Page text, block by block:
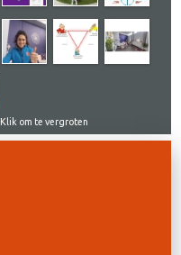
Klik om te vergroten